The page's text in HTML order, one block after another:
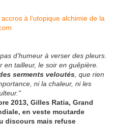
d’humeur à verser des pleurs.
tailleur, le soir en guêpière.
serments veloutés , que rien
ni la chaleur, ni les
2013, Gilles Ratia, Grand
en veste moutarde
discours mais refuse